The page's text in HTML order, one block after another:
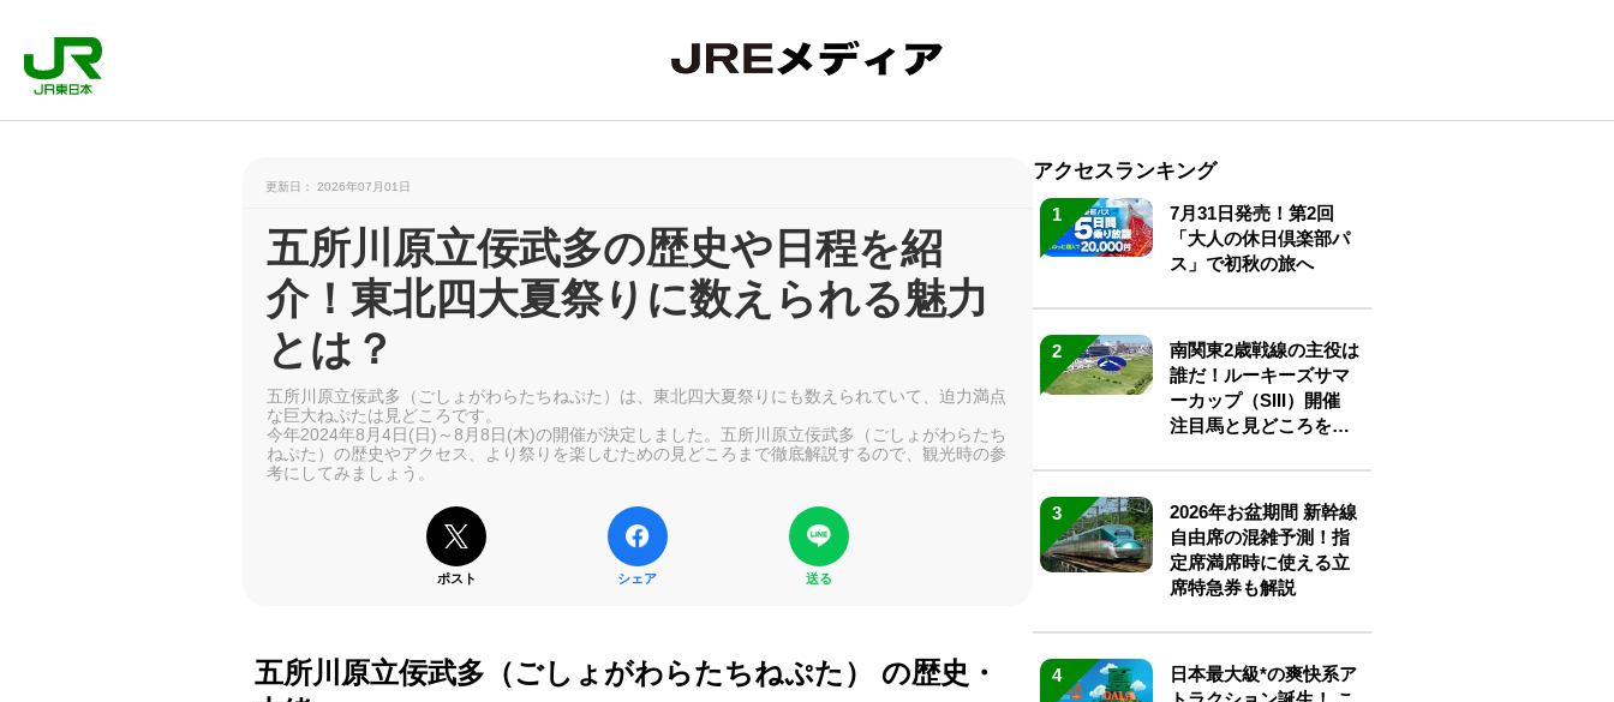
更新日： 2026年07月01日
五所川原立佞武多の歴史や日程を紹
介！東北四大夏祭りに数えられる魅力
とは？
五所川原立佞武多（ごしょがわらたちねぷた）は、東北四大夏祭りにも数えられていて、迫力満点
な巨大ねぷたは見どころです。
今年2024年8月4日(日)～8月8日(木)の開催が決定しました。五所川原立佞武多（ごしょがわらたち
ねぷた）の歴史やアクセス、より祭りを楽しむための見どころまで徹底解説するので、観光時の参
考にしてみましょう。
ポスト シェア 送る
五所川原立佞武多（ごしょがわらたちねぷた） の歴史・
アクセスランキング
1
7月31日発売！第2回
「大人の休日倶楽部パ
ス」で初秋の旅へ
2
南関東2歳戦線の主役は
誰だ！ルーキーズサマ
ーカップ（SIII）開催
注目馬と見どころをチ
3
2026年お盆期間 新幹線
自由席の混雑予測！指
定席満席時に使える立
席特急券も解説
4
日本最大級*の爽快系ア